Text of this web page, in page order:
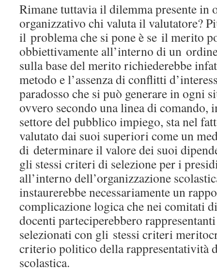
Rimane tuttavia il dilemma presente in
organizzativo chi valuta il valutatore?
il problema che si pone è se il merito
obbiettivamente all’interno di un
sulla base del merito richiederebbe
metodo e l’assenza di conflitti
paradosso che si può generare in ogni
ovvero secondo una linea di comando,
settore del pubblico impiego, sta nel
valutato dai suoi superiori come un
di determinare il valore dei suoi
gli stessi criteri di selezione per i
all’interno dell’organizzazione
instaurerebbe necessariamente un
complicazione logica che nei comitati
docenti parteciperebbero
selezionati con gli stessi criteri
criterio politico della rappresentatività
scolastica.